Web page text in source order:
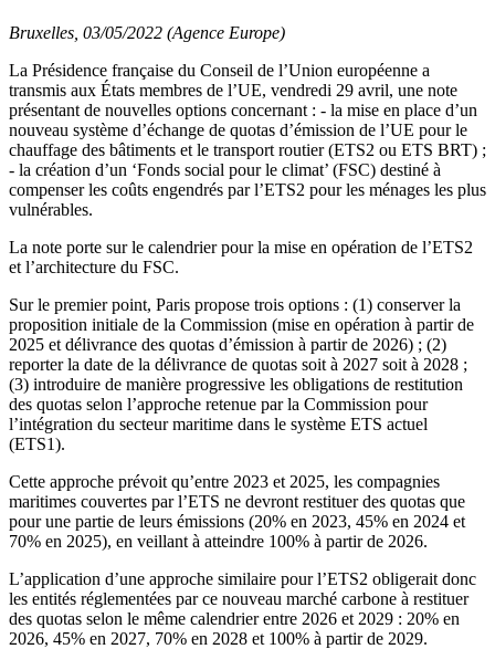
Bruxelles, 03/05/2022 (Agence Europe)
La Présidence française du Conseil de l’Union européenne a
transmis aux États membres de l’UE, vendredi 29 avril, une note
présentant de nouvelles options concernant : - la mise en place d’un
nouveau système d’échange de quotas d’émission de l’UE pour le
chauffage des bâtiments et le transport routier (ETS2 ou ETS BRT) ;
- la création d’un ‘Fonds social pour le climat’ (FSC) destiné à
compenser les coûts engendrés par l’ETS2 pour les ménages les plus
vulnérables.
La note porte sur le calendrier pour la mise en opération de l’ETS2
et l’architecture du FSC.
Sur le premier point, Paris propose trois options : (1) conserver la
proposition initiale de la Commission (mise en opération à partir de
2025 et délivrance des quotas d’émission à partir de 2026) ; (2)
reporter la date de la délivrance de quotas soit à 2027 soit à 2028 ;
(3) introduire de manière progressive les obligations de restitution
des quotas selon l’approche retenue par la Commission pour
l’intégration du secteur maritime dans le système ETS actuel
(ETS1).
Cette approche prévoit qu’entre 2023 et 2025, les compagnies
maritimes couvertes par l’ETS ne devront restituer des quotas que
pour une partie de leurs émissions (20% en 2023, 45% en 2024 et
70% en 2025), en veillant à atteindre 100% à partir de 2026.
L’application d’une approche similaire pour l’ETS2 obligerait donc
les entités réglementées par ce nouveau marché carbone à restituer
des quotas selon le même calendrier entre 2026 et 2029 : 20% en
2026, 45% en 2027, 70% en 2028 et 100% à partir de 2029.